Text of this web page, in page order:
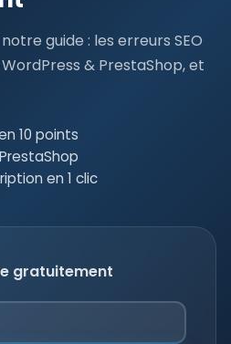
guide : les erreurs SEO
& PrestaShop, et
10 points
en 1 clic
gratuitement